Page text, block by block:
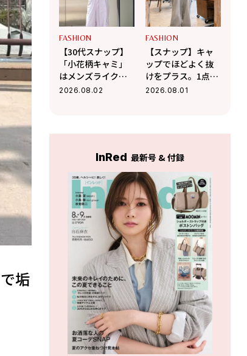
垢
FASHION
【30代スナップ】
「小花柄キャミ」
はメンズライクな
太めパンツで引き
2026.08.02
FASHION
【スナップ】キャ
ップでほどよく抜
けをプラス。1点ピ
ンクでキュートに
2026.08.01
InRed 最新号 & 付録